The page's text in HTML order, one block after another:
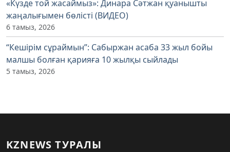
«Күзде той жасаймыз»: Динара Сәтжан қуанышты
жаңалығымен бөлісті (ВИДЕО)
6 тамыз, 2026
“Кешірім сұраймын”: Сабыржан асаба 33 жыл бойы
малшы болған қарияға 10 жылқы сыйлады
5 тамыз, 2026
KZNEWS ТУРАЛЫ